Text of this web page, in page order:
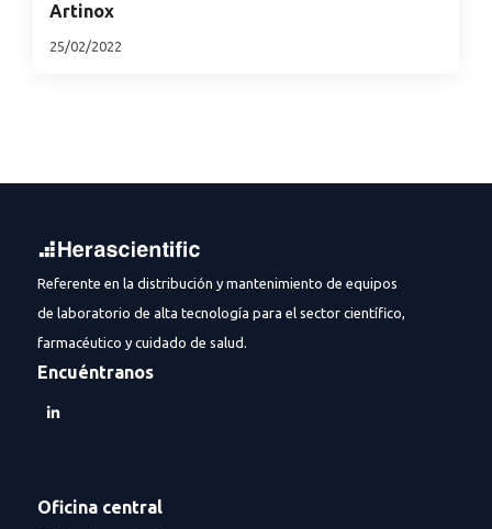
Artinox
25/02/2022
Referente en la distribución y mantenimiento de equipos
de laboratorio de alta tecnología para el sector científico,
farmacéutico y cuidado de salud.
Encuéntranos
Oficina central